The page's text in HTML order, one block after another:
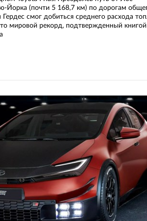
Йорка (почти 5 168,7 км) по дорогам
Гердес смог добиться среднего расхода
мировой рекорд, подтвержденный книгой